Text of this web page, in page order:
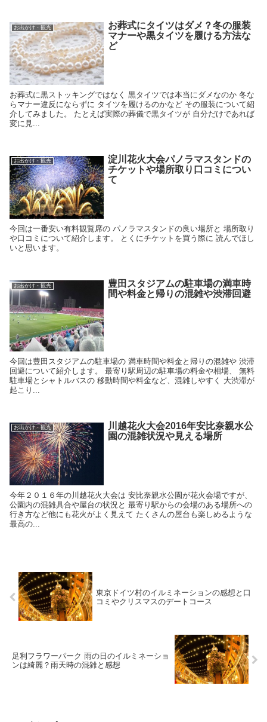
お出かけ・観光
お葬式にタイツはダメ？冬の服装
マナーや黒タイツを履ける方法な
ど
お葬式に黒ストッキングではなく 黒タイツでは本当にダメなのか 冬な
らマナー違反にならずに タイツを履けるのかなど その服装について紹
介してみました。 たとえば実際の葬儀で黒タイツが 自分だけであれば
変に見...
お出かけ・観光
淀川花火大会パノラマスタンドの
チケットや場所取り口コミについ
て
今回は一番安い有料観覧席の パノラマスタンドの良い場所と 場所取り
や口コミについて紹介します。 とくにチケットを買う際に 読んでほし
いと思います。
お出かけ・観光
豊田スタジアムの駐車場の満車時
間や料金と帰りの混雑や渋滞回避
今回は豊田スタジアムの駐車場の 満車時間や料金と帰りの混雑や 渋滞
回避について紹介します。 最寄り駅周辺の駐車場の料金や相場、 無料
駐車場とシャトルバスの 移動時間や料金など、混雑しやすく 大渋滞が
起こり...
お出かけ・観光
川越花火大会2016年安比奈親水公
園の混雑状況や見える場所
今年２０１６年の川越花火大会は 安比奈親水公園が花火会場ですが、
公園内の混雑具合や屋台の状況と 最寄り駅からの会場のある場所への
行き方など他にも花火がよく見えて たくさんの屋台も楽しめるような
最高の...
東京ドイツ村のイルミネーションの感想と口
コミやクリスマスのデートコース
足利フラワーパーク 雨の日のイルミネーショ
ンは綺麗？雨天時の混雑と感想